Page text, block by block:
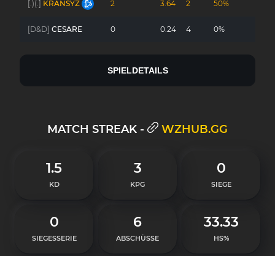
[.)(.] KRANSYZ 2 3.64 2 50%
[D&D] CESARE 0 0.24 4 0%
SPIELDETAILS
MATCH STREAK - WZHUB.GG
1.5
KD
3
KPG
0
SIEGE
0
SIEGESSERIE
6
ABSCHÜSSE
33.33
HS%